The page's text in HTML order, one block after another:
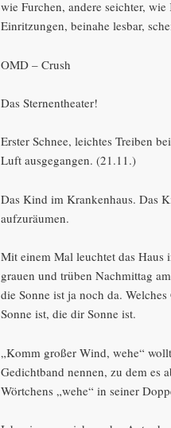
wie Furchen, andere seichter,
Einritzungen, beinahe lesbar,
OMD – Crush
Das Sternentheater!
Erster Schnee, leichtes Treiben
Luft ausgegangen. (21.11.)
Das Kind im Krankenhaus. Das
aufzuräumen.
Mit einem Mal leuchtet das Haus
grauen und trüben Nachmittag
die Sonne ist ja noch da.
Sonne ist, die dir Sonne ist.
„Komm großer Wind, wehe“
Gedichtband nennen, zu dem es
Wörtchens „wehe“ in seiner